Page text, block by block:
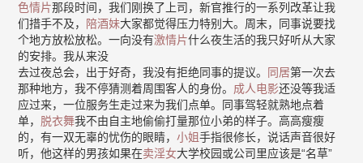
色情片那段时间，我们刚换了上司，新官推行的一系列改革让我
们措手不及， 陪酒妹大家都觉得压力特别大。周末，同事说要找
个地方放松放松。一向没有激情片什么夜生活的我只好听从大家
的安排。我从来没
去过夜总会，出于好奇，我没有拒绝同事的提议。 同居第一次去
那种地方，我不停猜测着周围客人的身份。 成人电影还没等我适
应过来，一位服务生走过来为我们点单。同事驾轻就熟地点着
单， 脱衣舞我不由自主地偷偷打量那位小弟的样子。高高瘦瘦
的，有一双无辜的忧伤的眼睛，小姐手指很修长，说话声音很好
听，他这样的男孩如果在卖淫女大学校园或公司里应该是“名草”